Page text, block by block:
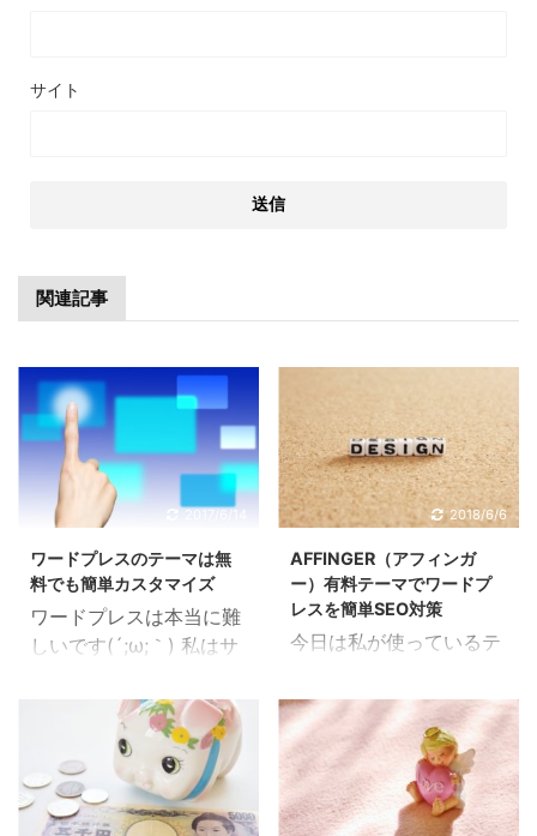
サイト
関連記事
2017/6/14
ワードプレスのテーマは無
料でも簡単カスタマイズ
ワードプレスは本当に難
しいです(´;ω;｀) 私はサ
きで色々やってきたんで
すけど、やっぱり難し
い。 旦那はサイト作りと
かも全然できない人だか
らもっと苦労すると思っ
2018/6/6
AFFINGER（アフィンガ
ー）有料テーマでワードプ
レスを簡単SEO対策
今日は私が使っているテ
す。 無料テーマの紹介で
も書いた通り、私は
AFFINGER4という有料
テーマを使っています。
旦那が買ってきて使わさ